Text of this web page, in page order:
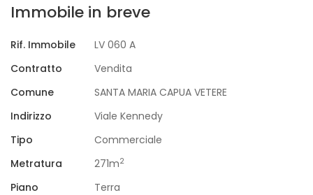
Immobile in breve
Rif. Immobile
LV 060 A
Contratto
Vendita
Comune
SANTA MARIA CAPUA VETERE
Indirizzo
Viale Kennedy
Tipo
Commerciale
Metratura
271m2
Piano
Terra